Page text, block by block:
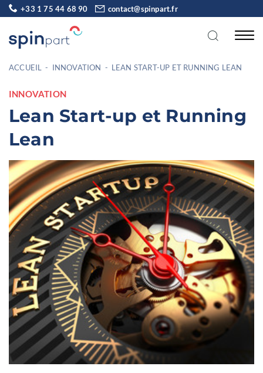
+33 1 75 44 68 90 contact@spinpart.fr
ACCUEIL - INNOVATION - LEAN START-UP ET RUNNING LEAN
INNOVATION
Lean Start-up et Running
Lean